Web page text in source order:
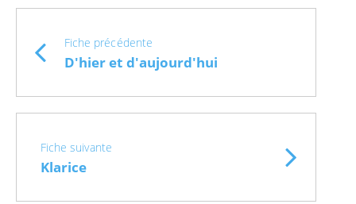
Fiche précédente
D'hier et d'aujourd'hui
Fiche suivante
Klarice